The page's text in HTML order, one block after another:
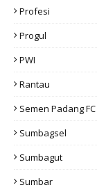
Profesi
Progul
PWI
Rantau
Semen Padang FC
Sumbagsel
Sumbagut
Sumbar